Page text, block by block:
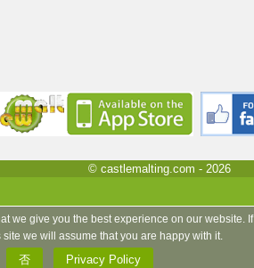
© castlemalting.com - 2026
we give you the best experience on our website. If
we will assume that you are happy with it.
否 Privacy Policy